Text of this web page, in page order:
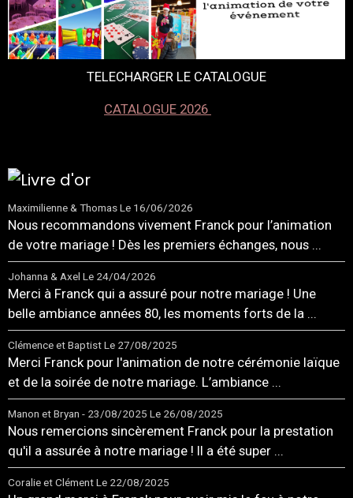
TELECHARGER LE CATALOGUE
CATALOGUE 2026
Maximilienne & ThomasLe 16/06/2026
Nous recommandons vivement Franck pour l’animation
de votre mariage ! Dès les premiers échanges, nous ...
Johanna & Axel Le 24/04/2026
Merci à Franck qui a assuré pour notre mariage ! Une
belle ambiance années 80, les moments forts de la ...
Clémence et BaptistLe 27/08/2025
Merci Franck pour l'animation de notre cérémonie laïque
et de la soirée de notre mariage. L’ambiance ...
Manon et Bryan - 23/08/2025 Le 26/08/2025
Nous remercions sincèrement Franck pour la prestation
qu'il a assurée à notre mariage ! Il a été super ...
Coralie et ClémentLe 22/08/2025